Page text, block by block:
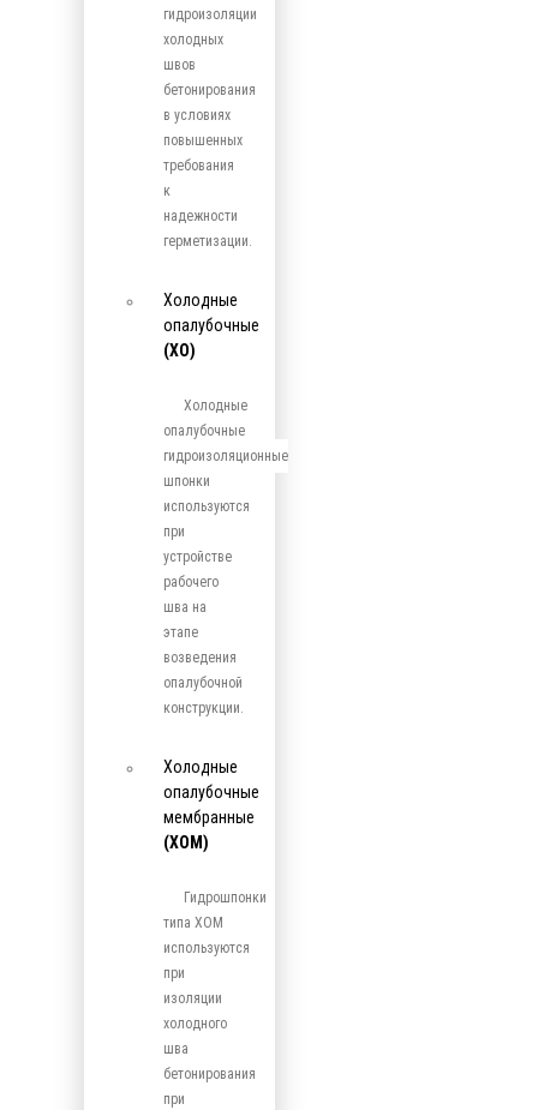
гидроизоляции
холодных
швов
бетонирования
в условиях
повышенных
требования
к
надежности
герметизации.
Холодные
опалубочные
(ХО)
Холодные
опалубочные
гидроизоляционные
шпонки
используются
при
устройстве
рабочего
шва на
этапе
возведения
опалубочной
конструкции.
Холодные
опалубочные
мембранные
(ХОМ)
Гидрошпонки
типа ХОМ
используются
при
изоляции
холодного
шва
бетонирования
при